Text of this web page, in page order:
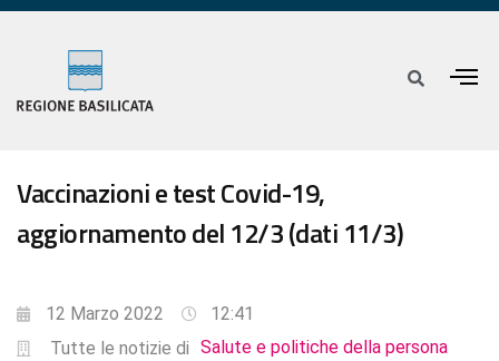
Vaccinazioni e test Covid-19,
aggiornamento del 12/3 (dati 11/3)
12 Marzo 2022
12:41
Tutte le notizie di Salute e politiche della persona